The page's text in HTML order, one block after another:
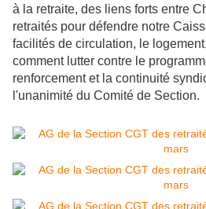
à la retraite, des liens forts entre
retraités pour défendre notre
facilités de circulation, le
comment lutter contre le
renforcement et la continuité
l'unanimité du Comité de Section.